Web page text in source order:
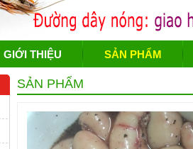
GIỚI THIỆU SẢN PHẨM
SẢN PHẨM